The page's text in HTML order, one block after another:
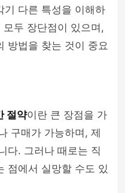
기 다른 특성을 이해하
두 장단점이 있으며,
방법을 찾는 것이 중요
절약이란 큰 장점을 가
구매가 가능하며, 제
다. 그러나 때로는 직
점에서 실망할 수도 있